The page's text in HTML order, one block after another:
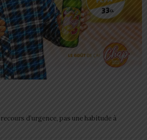
d’urgence, pas une habitude à